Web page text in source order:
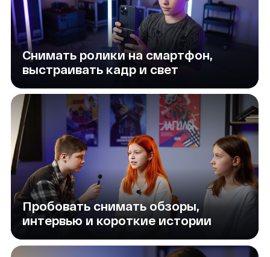
Монтировать и добавлять
эффекты прямо на телефоне
Работать в команде и понимать,
как снимают кино